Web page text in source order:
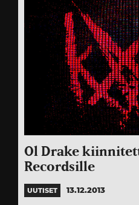
Ol Drake
Recordsille
UUTISET 13.12.2013